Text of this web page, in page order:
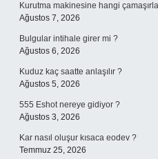
Kurutma makinesine hangi
Ağustos 7, 2026
Bulgular intihale girer mi ?
Ağustos 6, 2026
Kuduz kaç saatte anlaşılır ?
Ağustos 5, 2026
555 Eshot nereye gidiyor ?
Ağustos 3, 2026
Kar nasıl oluşur kısaca eodev ?
Temmuz 25, 2026